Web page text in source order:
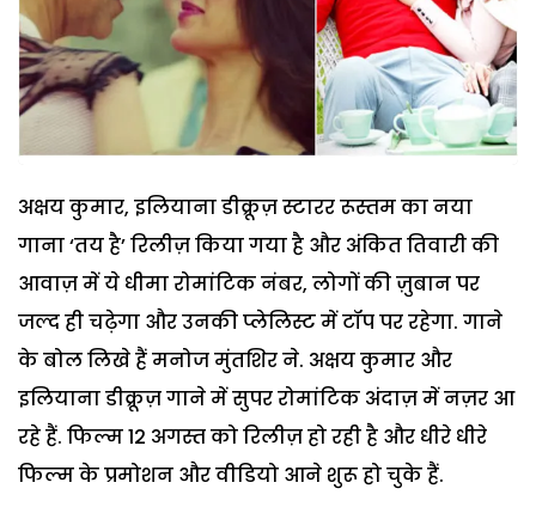
अक्षय कुमार, इलियाना डीक्रूज़ स्टारर रूस्तम का नया
गाना ‘तय है’ रिलीज़ किया गया है और अंकित तिवारी की
आवाज़ में ये धीमा रोमांटिक नंबर, लोगों की ज़ुबान पर
जल्द ही चढ़ेगा और उनकी प्लेलिस्ट में टॉप पर रहेगा. गाने
के बोल लिखे हैं मनोज मुंतशिर ने. अक्षय कुमार और
इलियाना डीक्रूज़ गाने में सुपर रोमांटिक अंदाज़ में नज़र आ
रहे हैं. फिल्म 12 अगस्त को रिलीज़ हो रही है और धीरे धीरे
फिल्म के प्रमोशन और वीडियो आने शुरू हो चुके हैं.